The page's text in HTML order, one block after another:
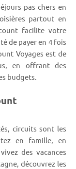
pas chers en
partout en
facilite votre
de payer en 4 fois
Voyages est de
en offrant des
budgets.
circuits sont les
en famille, en
des vacances
découvrez les